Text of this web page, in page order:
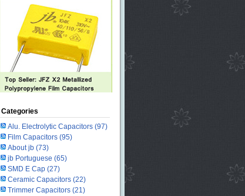
Categories
Alu. Electrolytic Capacitors(97)
Film Capacitors(95)
About jb(73)
jb Portuguese (65)
SMD E Cap(27)
Ceramic Capacitors(22)
Trimmer Capacitors(21)